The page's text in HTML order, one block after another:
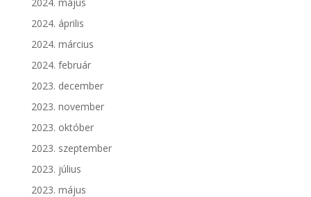
2024. április
2024. március
2024. február
2023. december
2023. november
2023. október
2023. szeptember
2023. július
2023. május